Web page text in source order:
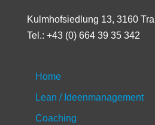
Kulmhofsiedlung 13, 3160
Tel.: +43 (0) 664 39 35 342
Home
Lean / Ideenmanagement
Coaching